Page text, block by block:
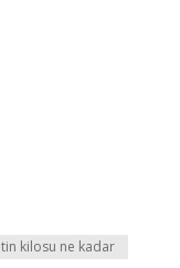
kilosu ne kadar